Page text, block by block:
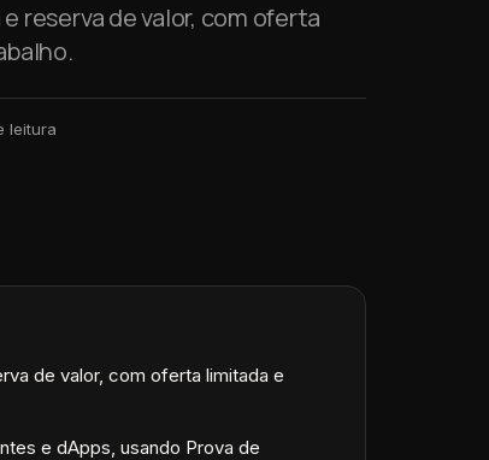
reserva de valor, com oferta
leitura
de valor, com oferta limitada e
e dApps, usando Prova de